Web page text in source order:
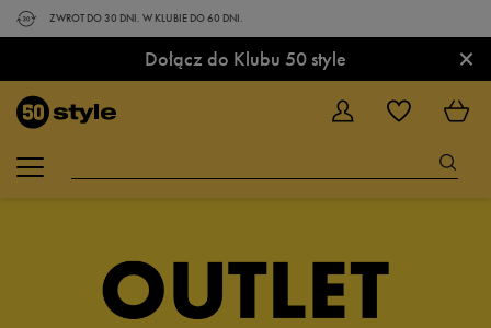
ZWROT DO 30 DNI. W KLUBIE DO 60 DNI.
Dołącz do Klubu 50 style ×